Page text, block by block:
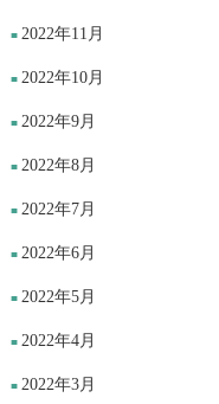
2022年11月
2022年10月
2022年9月
2022年8月
2022年7月
2022年6月
2022年5月
2022年4月
2022年3月